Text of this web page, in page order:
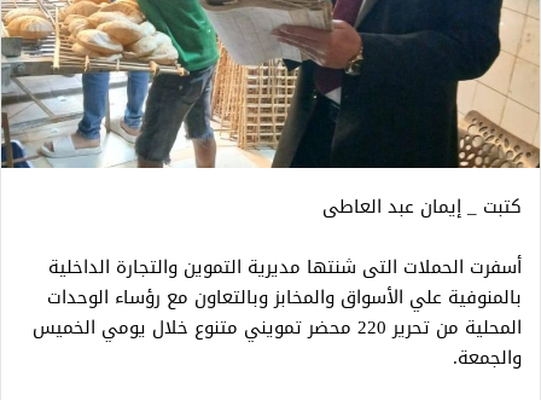
كتبت _ إيمان عبد العاطى
أسفرت الحملات التى شنتها مديرية التموين والتجارة الداخلية
بالمنوفية علي الأسواق والمخابز وبالتعاون مع رؤساء الوحدات
المحلية من تحرير 220 محضر تمويني متنوع خلال يومي الخميس
والجمعة.